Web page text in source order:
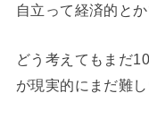
自立って経済的と
どう考えてもまだ
が現実的にまだ難